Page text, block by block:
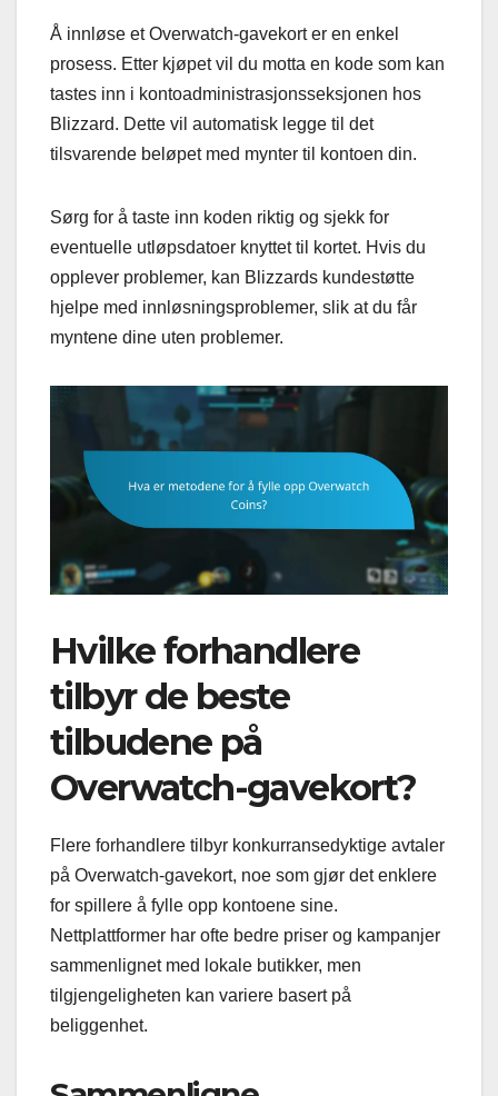
Å innløse et Overwatch-gavekort er en enkel
prosess. Etter kjøpet vil du motta en kode som kan
tastes inn i kontoadministrasjonsseksjonen hos
Blizzard. Dette vil automatisk legge til det
tilsvarende beløpet med mynter til kontoen din.
Sørg for å taste inn koden riktig og sjekk for
eventuelle utløpsdatoer knyttet til kortet. Hvis du
opplever problemer, kan Blizzards kundestøtte
hjelpe med innløsningsproblemer, slik at du får
myntene dine uten problemer.
Hvilke forhandlere
tilbyr de beste
tilbudene på
Overwatch-gavekort?
Flere forhandlere tilbyr konkurransedyktige avtaler
på Overwatch-gavekort, noe som gjør det enklere
for spillere å fylle opp kontoene sine.
Nettplattformer har ofte bedre priser og kampanjer
sammenlignet med lokale butikker, men
tilgjengeligheten kan variere basert på
beliggenhet.